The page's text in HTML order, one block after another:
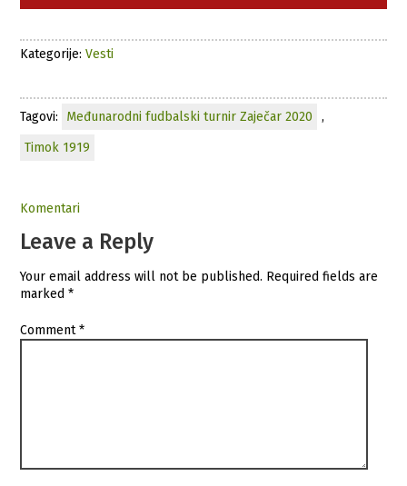
Kategorije:Vesti
Tagovi: Međunarodni fudbalski turnir Zaječar 2020
,
Timok 1919
Komentari
Leave a Reply
Your email address will not be published. Required fields are
marked*
Comment*